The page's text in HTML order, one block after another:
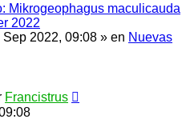
Mikrogeophagus maculicauda
2022
Sep 2022, 09:08 » en Nuevas
Francistrus